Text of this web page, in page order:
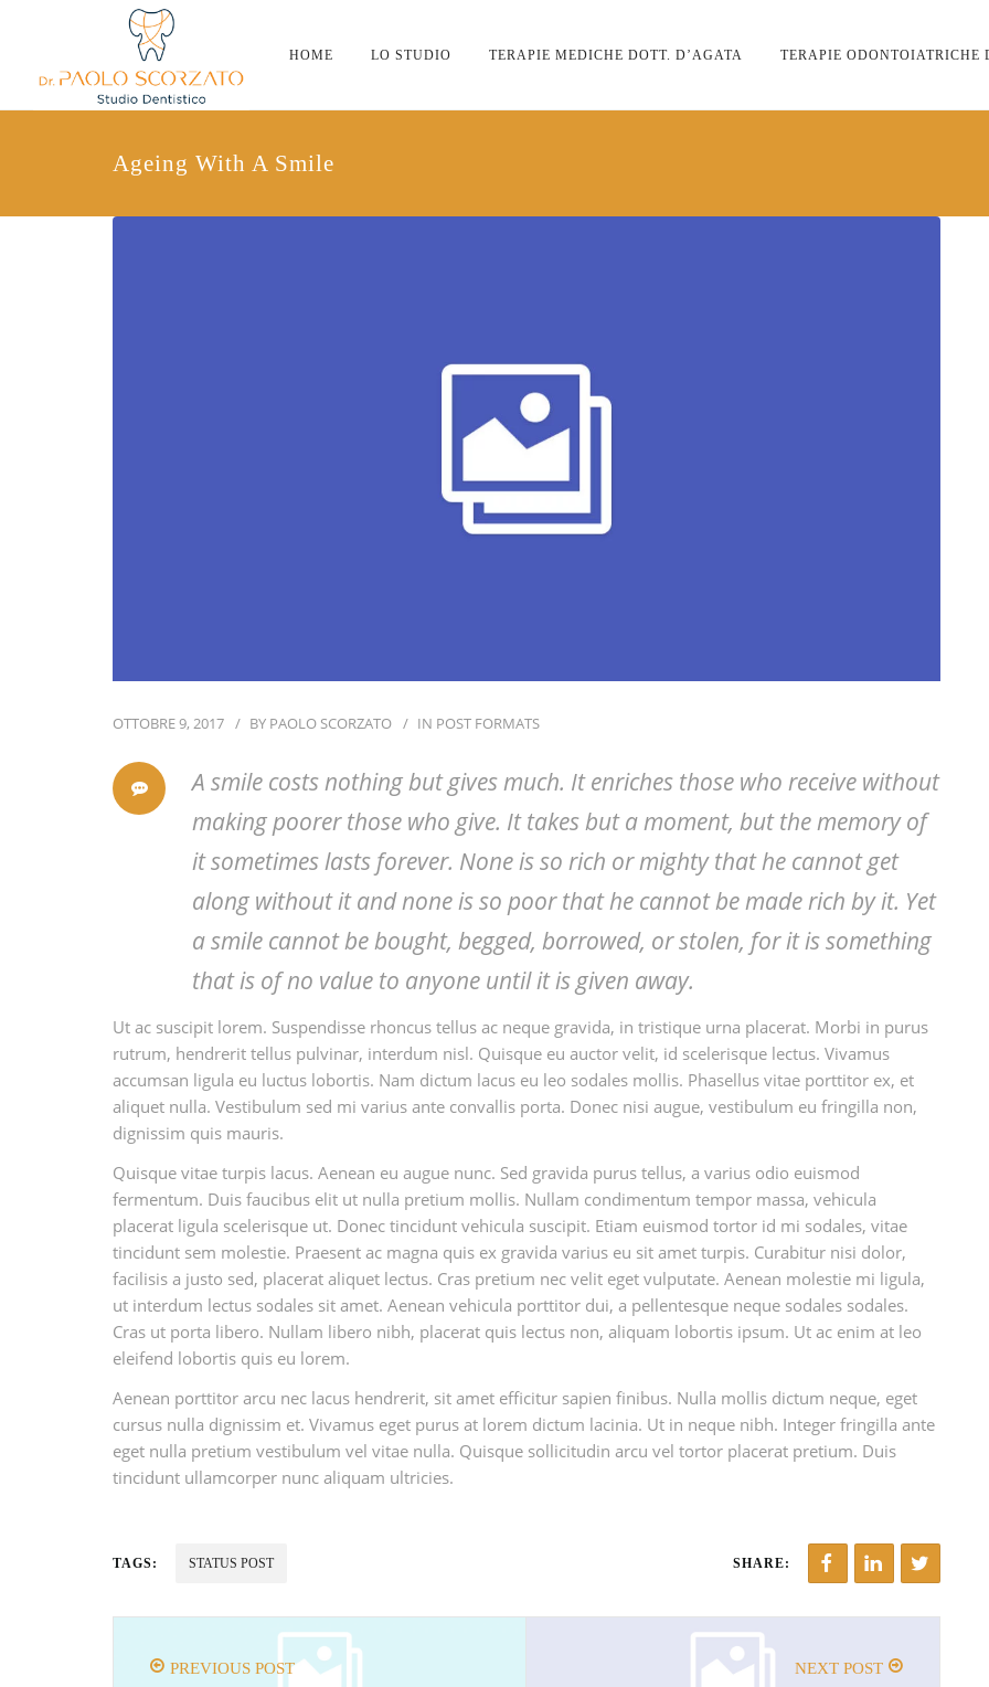
HOME LO STUDIO TERAPIE MEDICHE DOTT. D’AGATA TERAPIE ODONTOIATRICHE
Ageing With A Smile
OTTOBRE 9, 2017 BY PAOLO SCORZATO IN POST FORMATS
A smile costs nothing but gives much. It enriches those who receive without
making poorer those who give. It takes but a moment, but the memory of
it sometimes lasts forever. None is so rich or mighty that he cannot get
along without it and none is so poor that he cannot be made rich by it. Yet
a smile cannot be bought, begged, borrowed, or stolen, for it is something
that is of no value to anyone until it is given away.
Ut ac suscipit lorem. Suspendisse rhoncus tellus ac neque gravida, in tristique urna placerat. Morbi in purus
rutrum, hendrerit tellus pulvinar, interdum nisl. Quisque eu auctor velit, id scelerisque lectus. Vivamus
accumsan ligula eu luctus lobortis. Nam dictum lacus eu leo sodales mollis. Phasellus vitae porttitor ex, et
aliquet nulla. Vestibulum sed mi varius ante convallis porta. Donec nisi augue, vestibulum eu fringilla non,
dignissim quis mauris.
Quisque vitae turpis lacus. Aenean eu augue nunc. Sed gravida purus tellus, a varius odio euismod
fermentum. Duis faucibus elit ut nulla pretium mollis. Nullam condimentum tempor massa, vehicula
placerat ligula scelerisque ut. Donec tincidunt vehicula suscipit. Etiam euismod tortor id mi sodales, vitae
tincidunt sem molestie. Praesent ac magna quis ex gravida varius eu sit amet turpis. Curabitur nisi dolor,
facilisis a justo sed, placerat aliquet lectus. Cras pretium nec velit eget vulputate. Aenean molestie mi ligula,
ut interdum lectus sodales sit amet. Aenean vehicula porttitor dui, a pellentesque neque sodales sodales.
Cras ut porta libero. Nullam libero nibh, placerat quis lectus non, aliquam lobortis ipsum. Ut ac enim at leo
eleifend lobortis quis eu lorem.
Aenean porttitor arcu nec lacus hendrerit, sit amet efficitur sapien finibus. Nulla mollis dictum neque, eget
cursus nulla dignissim et. Vivamus eget purus at lorem dictum lacinia. Ut in neque nibh. Integer fringilla ante
eget nulla pretium vestibulum vel vitae nulla. Quisque sollicitudin arcu vel tortor placerat pretium. Duis
tincidunt ullamcorper nunc aliquam ultricies.
TAGS: STATUS POST SHARE:
PREVIOUS POST NEXT POST